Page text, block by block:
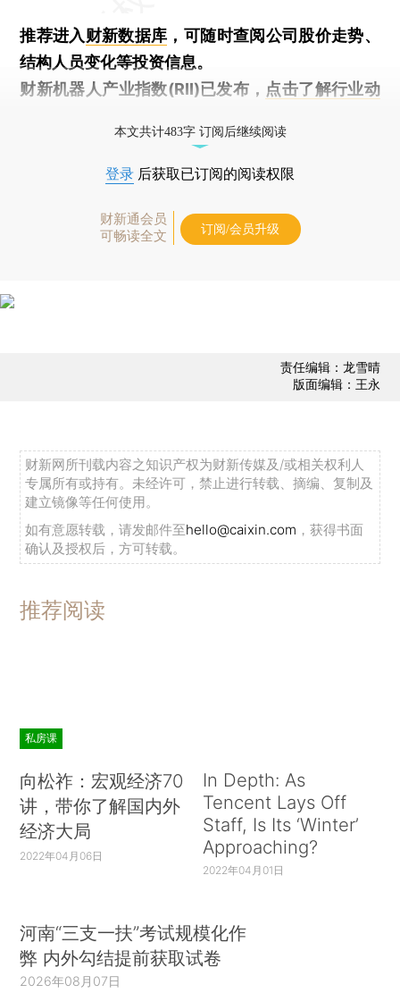
推荐进入财新数据库 ，可随时查阅公司股价走势、
结构人员变化等投资信息。
财新机器人产业指数(RII)已发布， 点击了解行业动
本文共计483字 订阅后继续阅读
登录 后获取已订阅的阅读权限
财新通会员
可畅读全文
订阅/会员升级
责任编辑：龙雪晴
版面编辑：王永
财新网所刊载内容之知识产权为财新传媒及/或相关权利人
专属所有或持有。未经许可，禁止进行转载、摘编、复制及
建立镜像等任何使用。
如有意愿转载，请发邮件至hello@caixin.com ，获得书面
确认及授权后，方可转载。
推荐阅读
私房课
向松祚：宏观经济70
讲，带你了解国内外
经济大局
2022年04月06日
In Depth: As
Tencent Lays Off
Staff, Is Its ‘Winter’
Approaching?
2022年04月01日
河南“三支一扶”考试规模化作
弊 内外勾结提前获取试卷
2026年08月07日